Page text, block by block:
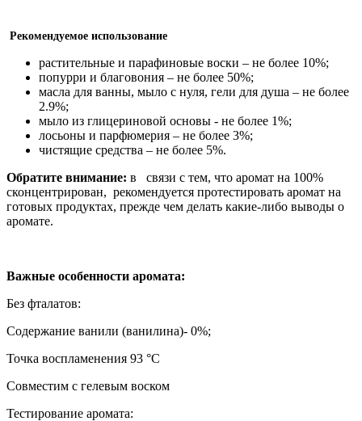
Рекомендуемое использование
растительные и парафиновые воски – не более 10%;
попурри и благовония – не более 50%;
масла для ванны, мыло с нуля, гели для душа – не более
2.9%;
мыло из глицериновой основы - не более 1%;
лосьоны и парфюмерия – не более 3%;
чистящие средства – не более 5%.
Обратите внимание: в связи с тем, что аромат на 100%
сконцентрирован, рекомендуется протестировать аромат на
готовых продуктах, прежде чем делать какие-либо выводы о
аромате.
Важные особенности аромата:
Без фталатов:
Содержание ванили (ванилина)- 0%;
Точка воспламенения 93 °C
Совместим с гелевым воском
Тестирование аромата: